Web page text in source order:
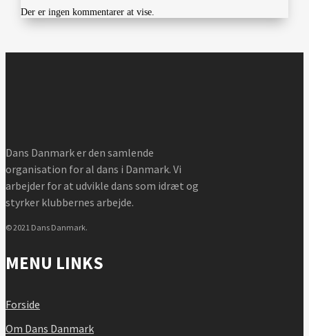
Der er ingen kommentarer at vise.
Dans Danmark er den samlende
organisation for al dans i Danmark. Vi
arbejder for at udvikle dans som idræt og
styrker klubbernes arbejde.
© 2021 Dans Danmark.
MENU LINKS
Forside
Om Dans Danmark